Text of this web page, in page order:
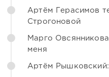
Артём Герасимов
Строгоновой
Марго
меня
Артём